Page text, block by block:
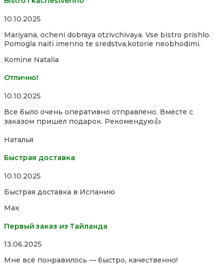
Rated
out
of
10.10.2025
Mariyana, ocheni dobraya otzivchivaya. Vse bistro prishlo.
Pomogla naiti imenno te sredstva,kotorie neobhodimi.
Komine Natalia
Отлично!
Rated
out
of
10.10.2025
Все было очень оперативно отправлено. Вместе с
заказом пришел подарок. Рекомендую👍
Наталья
Быстрая доставка
Rated
out
5
10.10.2025
Быстрая доставка в Испанию
Мак
Первый заказ из Тайланда
Rated
out
13.06.2025
Мне всё понравилось — быстро, качественно!